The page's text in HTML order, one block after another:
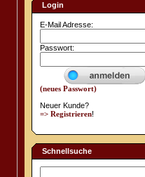
Login
E-Mail Adresse:
Passwort:
(neues Passwort)
Neuer Kunde?
=> Registrieren!
Schnellsuche